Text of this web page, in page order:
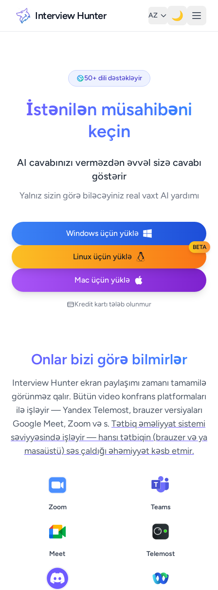
Interview Hunter AZ 🌙
50+ dili dəstəkləyir
İstənilən müsahibəni
keçin
AI cavabınızı verməzdən əvvəl sizə cavabı
göstərir
Yalnız sizin görə biləcəyiniz real vaxt AI yardımı
Windows üçün yüklə
Linux üçün yüklə
BETA
Mac üçün yüklə
Kredit kartı tələb olunmur
Onlar bizi görə bilmirlər
Interview Hunter ekran paylaşımı zamanı tamamilə
görünməz qalır. Bütün video konfrans platformaları
ilə işləyir — Yandex Telemost, brauzer versiyaları
Google Meet, Zoom və s. Tətbiq əməliyyat sistemi
səviyyəsində işləyir — hansı tətbiqin (brauzer və ya
masaüstü) səs çaldığı əhəmiyyət kəsb etmir.
Zoom Teams
Meet Telemost